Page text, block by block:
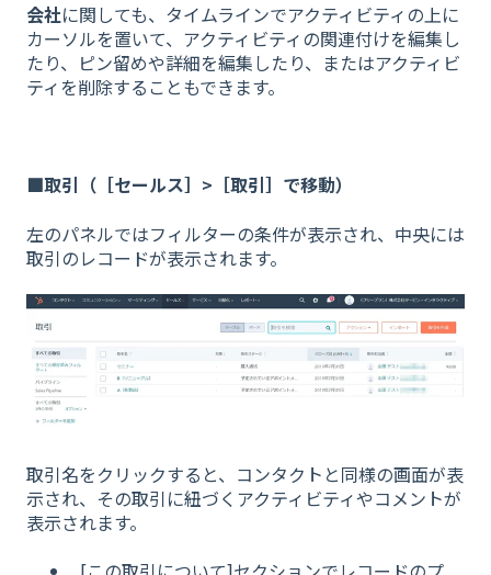
会社に関しても、タイムラインでアクティビティの上に
カーソルを置いて、アクティビティの関連付けを編集し
たり、ピン留めや詳細を編集したり、またはアクティビ
ティを削除することもできます。
■取引（［セールス］>［取引］で移動）
左のパネルではフィルターの条件が表示され、中央には
取引のレコードが表示されます。
取引名をクリックすると、コンタクトと同様の画面が表
示され、その取引に紐づくアクティビティやコメントが
表示されます。